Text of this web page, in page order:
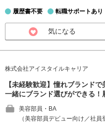
履歴書不要 転職サポートあり
気になる
株式会社アイスタイルキャリア
【未経験歓迎】憧れブランド
一緒にブランド選びができる！
美容部員・BA
（美容部員デビュー向け／社